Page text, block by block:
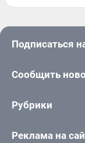
Подписаться
Сообщить
Рубрики
Реклама на